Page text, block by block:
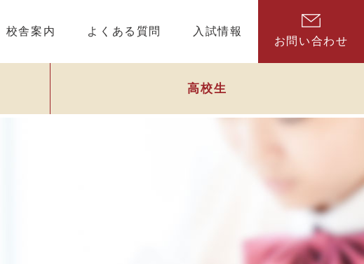
校舎案内 よくある質問
入試情報
お問い合わせ
高校生